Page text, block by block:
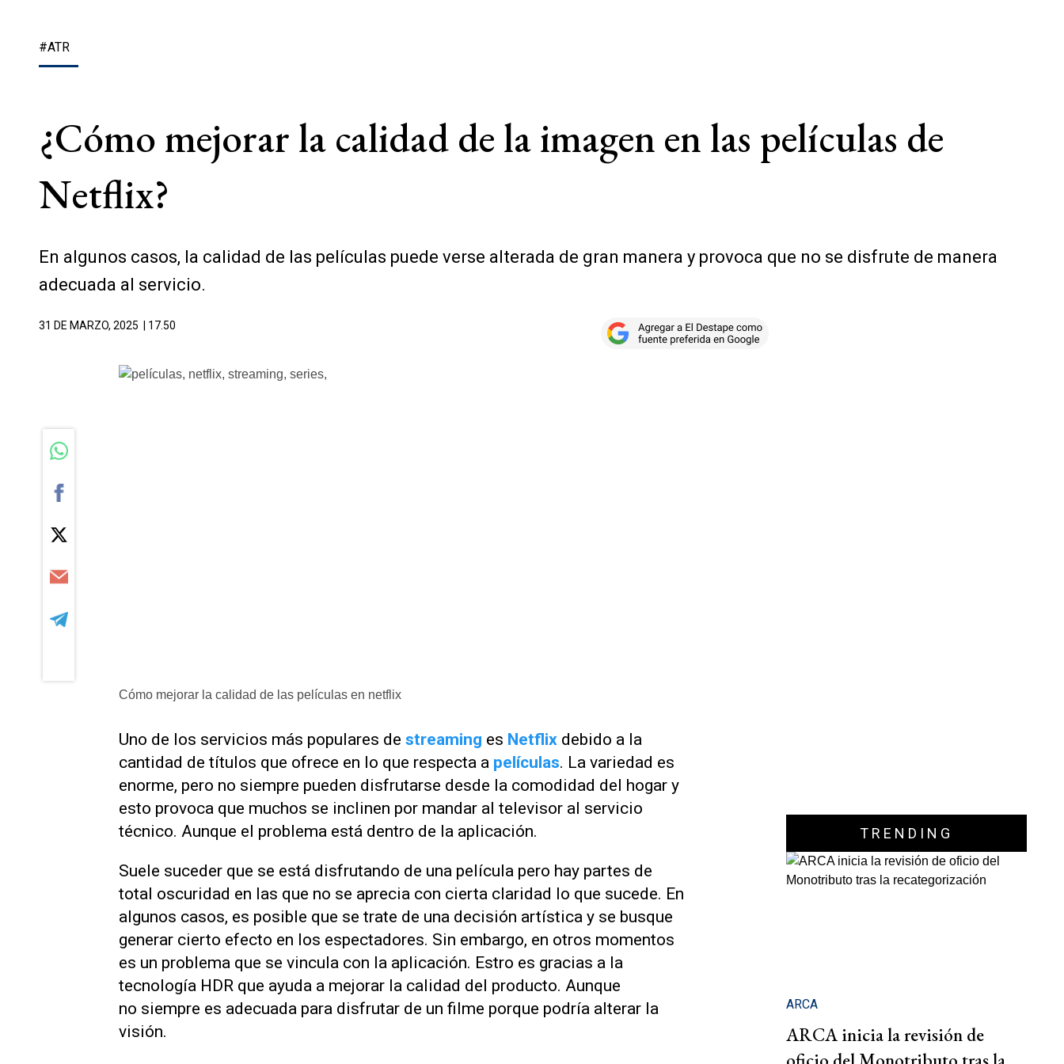
#ATR
¿Cómo mejorar la calidad de la imagen en las películas de
Netflix?
En algunos casos, la calidad de las películas puede verse alterada de gran manera y provoca que no se disfrute de manera
adecuada al servicio.
31 DE MARZO, 2025 | 17.50
Cómo mejorar la calidad de las películas en netflix
Uno de los servicios más populares de streaming es Netflix debido a la
cantidad de títulos que ofrece en lo que respecta a películas. La variedad es
enorme, pero no siempre pueden disfrutarse desde la comodidad del hogar y
esto provoca que muchos se inclinen por mandar al televisor al servicio
técnico. Aunque el problema está dentro de la aplicación.
Suele suceder que se está disfrutando de una película pero hay partes de
total oscuridad en las que no se aprecia con cierta claridad lo que sucede. En
algunos casos, es posible que se trate de una decisión artística y se busque
generar cierto efecto en los espectadores. Sin embargo, en otros momentos
es un problema que se vincula con la aplicación. Estro es gracias a la
tecnología HDR que ayuda a mejorar la calidad del producto. Aunque
no siempre es adecuada para disfrutar de un filme porque podría alterar la
visión.
TRENDING
ARCA
ARCA inicia la revisión de